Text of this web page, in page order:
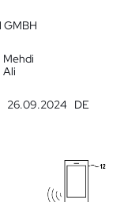
GMBH
Mehdi
Ali
26.09.2024 DE